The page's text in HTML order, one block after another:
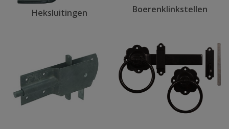
Heksluitingen Boerenklinkstellen